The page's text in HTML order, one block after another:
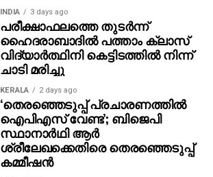
INDIA 3 days ago
പരീക്ഷാഫലത്തെ തുടര്‍ന്ന്
ഹൈദരാബാദില്‍ പത്താം ക്ലാസ്
വിദ്യാര്‍ത്ഥിനി കെട്ടിടത്തില്‍ നിന്ന്
ചാടി മരിച്ചു
KERALA 2 days ago
‘തെരഞ്ഞെടുപ്പ് പ്രചാരണത്തിൽ
ഐപിഎസ് വേണ്ട’; ബിജെപി
സ്ഥാനാർഥി ആർ
ശ്രീലേഖക്കെതിരെ തെരഞ്ഞെടുപ്പ്
കമ്മീഷൻ